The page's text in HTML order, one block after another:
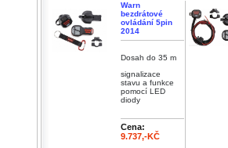
Warn
bezdrátové
ovládání 5pin
2014
Dosah do 35 m
signalizace
stavu a funkce
pomocí LED
diody
Cena:
9.737,-KČ